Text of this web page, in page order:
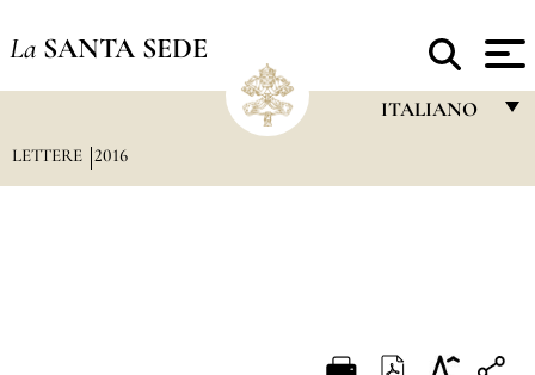
La SANTA SEDE
ITALIANO
LETTERE 2016